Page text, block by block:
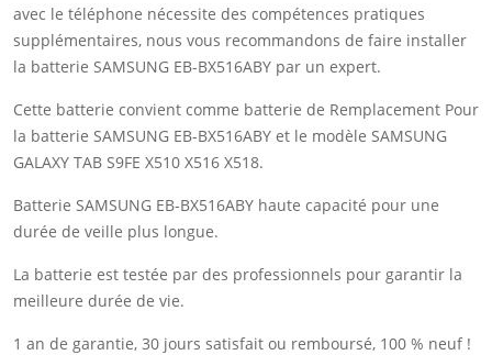
avec le téléphone nécessite des compétences pratiques
supplémentaires, nous vous recommandons de faire installer
la batterie SAMSUNG EB-BX516ABY par un expert.
Cette batterie convient comme batterie de Remplacement Pour
la batterie SAMSUNG EB-BX516ABY et le modèle SAMSUNG
GALAXY TAB S9FE X510 X516 X518.
Batterie SAMSUNG EB-BX516ABY haute capacité pour une
durée de veille plus longue.
La batterie est testée par des professionnels pour garantir la
meilleure durée de vie.
1 an de garantie, 30 jours satisfait ou remboursé, 100 % neuf !